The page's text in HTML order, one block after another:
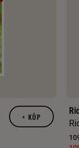
+ KÖP